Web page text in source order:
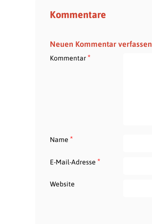
Kommentare
Neuen Kommentar verfassen
Kommentar*
Name *
E-Mail-Adresse *
Website